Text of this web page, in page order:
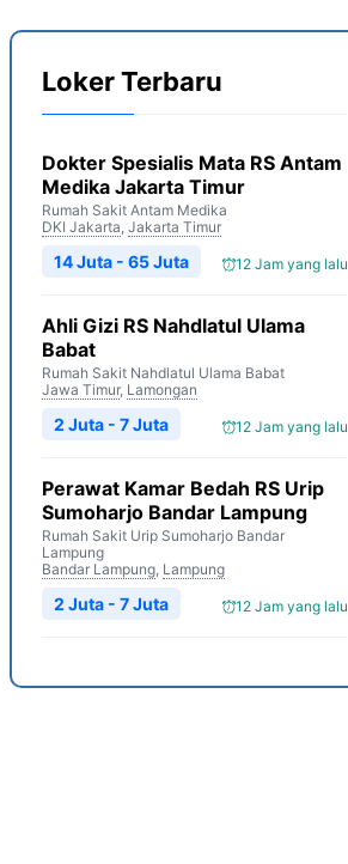
Loker Terbaru
Dokter Spesialis Mata RS Antam
Medika Jakarta Timur
Rumah Sakit Antam Medika
DKI Jakarta, Jakarta Timur
12 Jam yang lalu
14 Juta - 65 Juta
Ahli Gizi RS Nahdlatul Ulama
Babat
Rumah Sakit Nahdlatul Ulama Babat
Jawa Timur, Lamongan
12 Jam yang lalu
2 Juta - 7 Juta
Perawat Kamar Bedah RS Urip
Sumoharjo Bandar Lampung
Rumah Sakit Urip Sumoharjo Bandar
Lampung
Bandar Lampung, Lampung
12 Jam yang lalu
2 Juta - 7 Juta